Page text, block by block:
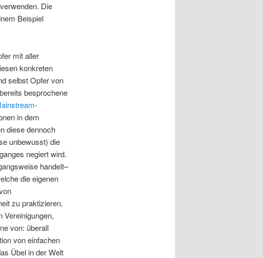
Die
Beispiel
mit aller
konkreten
selbst Opfer von
besprochene
in dem
diese dennoch
unbewusst) die
negiert wird.
handelt–
die eigenen
zu praktizieren.
Vereinigungen,
von: überall
von einfachen
Übel in der Welt